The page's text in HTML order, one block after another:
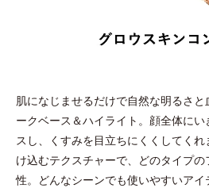
肌になじませるだけで自然な明るさ
ークベース＆ハイライト。顔全体に
スし、くすみを目立ちにくくしてく
け込むテクスチャーで、どのタイプ
性。どんなシーンでも使いやすいアイ